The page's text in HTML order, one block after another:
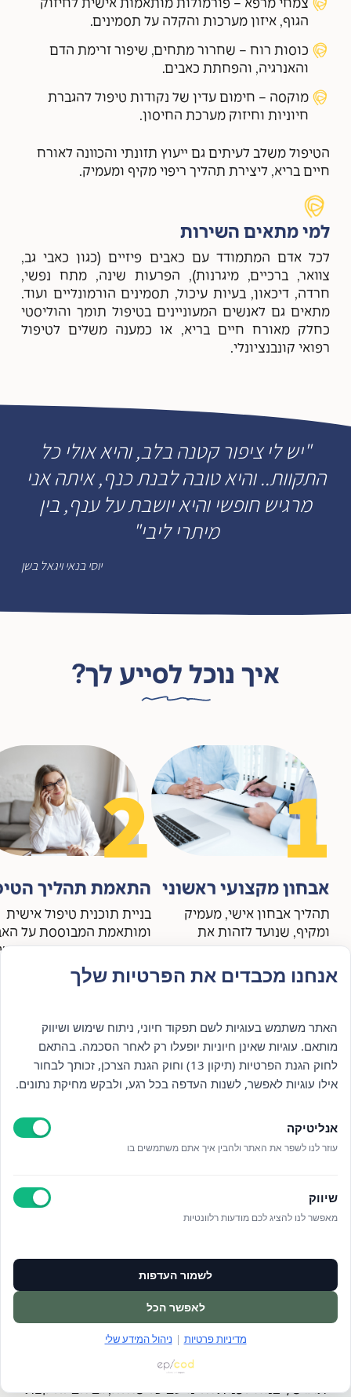
צמחי מרפא – פורמולות מותאמות אישית לחיזוק
הגוף, איזון מערכות והקלה על תסמינים.
כוסות רוח – שחרור מתחים, שיפור זרימת הדם
והאנרגיה, והפחתת כאבים.
מוקסה – חימום עדין של נקודות טיפול להגברת
חיוניות וחיזוק מערכת החיסון.
הטיפול משלב לעיתים גם ייעוץ תזונתי והכוונה לאורח
חיים בריא, ליצירת תהליך ריפוי מקיף ומעמיק.
למי מתאים השירות
לכל אדם המתמודד עם כאבים פיזיים (כגון כאבי גב,
צוואר, ברכיים, מיגרנות), הפרעות שינה, מתח נפשי,
חרדה, דיכאון, בעיות עיכול, תסמינים הורמונליים ועוד.
מתאים גם לאנשים המעוניינים בטיפול תומך והוליסטי
כחלק מאורח חיים בריא, או כמענה משלים לטיפול
רפואי קונבנציונלי.
"יש לי ציפור קטנה בלב, והיא אולי כל
התקוות.. והיא טובה לבנת כנף, איתה אני
מרגיש חופשי והיא יושבת על ענף, בין
מיתרי ליבי"
יוסי בנאי ויגאל בשן
איך נוכל לסייע לך?
1
אבחון מקצועי ראשוני
תהליך אבחון אישי, מעמיק
ומקיף, שנועד לזהות את
הצרכים, הקשיים והאתגרים
שאיתם את/ה מתמודד/ת.
התהליך כולל שיחה עם
ההיסטוריה האישית והרפואית
והערכת המצב הנוכחי. מטרת
האבחון היא להבין לעומק את
האתגרים ולהציע תוכנית טיפול
המתאימות ביותר עבורך.
2
התאמת תהליך
בניית תוכנית טיפול אישית
ומותאמת המבוססת על
הראשוני, על הצרכים
והמטרות שברצונך להשיג.
התהליך כולל התאמת סוג
וממוקדת.
לא בטוח/ה מה עובר עליך?
אנחנו כאן לעזור לך להבין, לטפל וללוות אותך
תרגיש/י בנוח לפנות אלינו עם כל שאלה, גם אם זה קצת
אנחנו מכבדים את הפרטיות שלך
האתר משתמש בעוגיות לשם תפקוד חיוני, ניתוח שימוש ושיווק
מותאם. עוגיות שאינן חיוניות יופעלו רק לאחר הסכמה. בהתאם
לחוק הגנת הפרטיות (תיקון 13) וחוק הגנת הצרכן, זכותך לבחור
אילו עוגיות לאפשר, לשנות העדפה בכל רגע, ולבקש מחיקת נתונים.
אנליטיקה
עוזר לנו לשפר את האתר ולהבין איך אתם משתמשים בו
שיווק
מאפשר לנו להציג לכם מודעות רלוונטיות
לשמור העדפות
לאפשר הכל
מדיניות פרטיות | ניהול המידע שלי